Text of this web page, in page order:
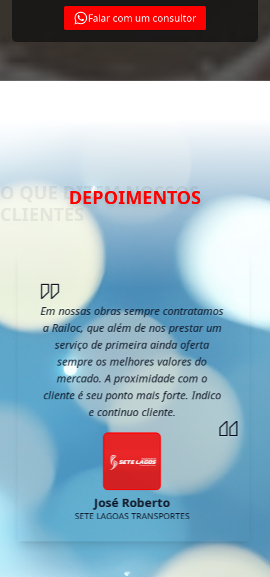
Falar com um consultor
DEPOIMENTOS
Em nossas obras sempre contratamos
a Railoc, que além de nos prestar um
serviço de primeira ainda oferta
sempre os melhores valores do
mercado. A proximidade com o
cliente é seu ponto mais forte. Indico
e continuo cliente.
José Roberto
SETE LAGOAS TRANSPORTES